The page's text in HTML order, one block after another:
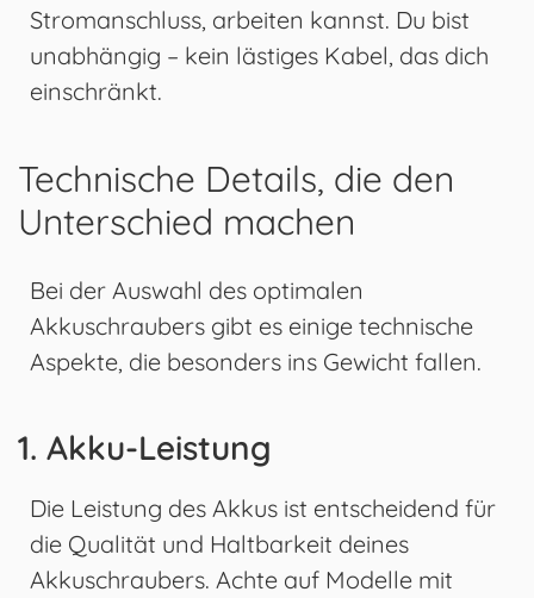
Stromanschluss, arbeiten kannst. Du bist
unabhängig – kein lästiges Kabel, das dich
einschränkt.
Technische Details, die den
Unterschied machen
Bei der Auswahl des optimalen
Akkuschraubers gibt es einige technische
Aspekte, die besonders ins Gewicht fallen.
1. Akku-Leistung
Die Leistung des Akkus ist entscheidend für
die Qualität und Haltbarkeit deines
Akkuschraubers. Achte auf Modelle mit